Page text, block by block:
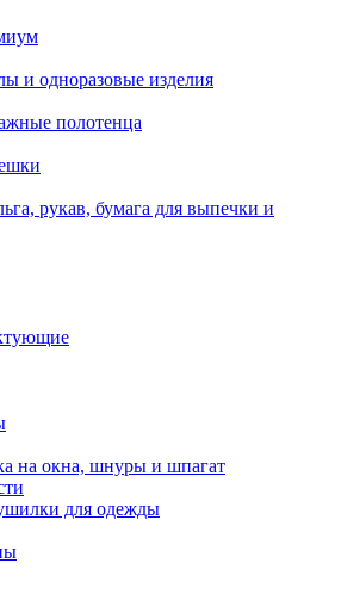
и одноразовые изделия
полотенца
рукав, бумага для выпечки и
на окна, шнуры и шпагат
для одежды